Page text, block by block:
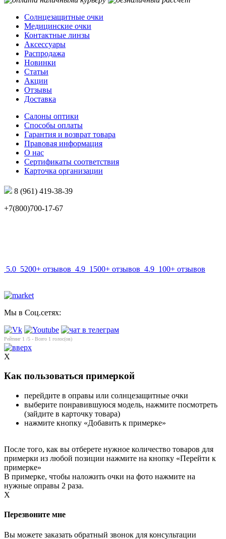
Солнцезащитные очки
Медицинские очки
Контактные линзы
Аксессуары
Распродажа
Новинки
Статьи
Акции
Отзывы
Доставка
Салоны оптики
Способы оплаты
Гарантия и возврат товара
Правовая информация
О нас
Сертификаты соответствия
Карточка организации
8 (961) 419-38-39
+7(800)700-17-67
5.0 5200+ отзывов 4.9 1500+ отзывов 4.9 100+ отзывов
Мы в Соц.сетях:
Рейтинг 1 /5 - Всего 1 голос(ов)
X
Как пользоваться примеркой
перейдите в оправы или солнцезащитные очки
выберите понравившуюся модель, нажмите посмотреть
(зайдите в карточку товара)
нажмите кнопку «Добавить к примерке»
После того, как вы отберете нужное количество товаров для
примерки из любой позиции нажмите на кнопку «Перейти к
примерке»
В примерке, чтобы наложить очки на фото нажмите на
нужные оправы 2 раза.
X
Перезвоните мне
Вы можете заказать обратный звонок для консультации